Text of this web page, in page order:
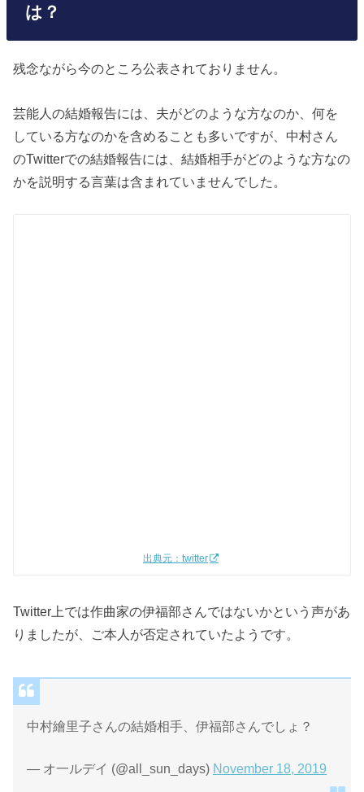
は？
残念ながら今のところ公表されておりません。
芸能人の結婚報告には、夫がどのような方なのか、何を
している方なのかを含めることも多いですが、中村さん
のTwitterでの結婚報告には、結婚相手がどのような方なの
かを説明する言葉は含まれていませんでした。
りましたが、ご本人が否定されていたようです。